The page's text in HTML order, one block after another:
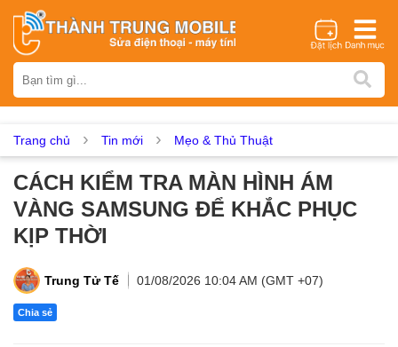
iPhone Samsung Oppo Xiaomi Realme Vivo
Asus Sony Vertu LG Tecno
Dịch vụ sửa chữa
Thay camera
Thay mic Thay rung Thay main Unlock - Mở Khoá
Trang chủ Tin mới Mẹo & Thủ Thuật
CÁCH KIỂM TRA MÀN HÌNH ÁM
VÀNG SAMSUNG ĐỂ KHẮC PHỤC
KỊP THỜI
Trung Tử Tế 01/08/2026 10:04 AM (GMT +07)
Chia sẻ